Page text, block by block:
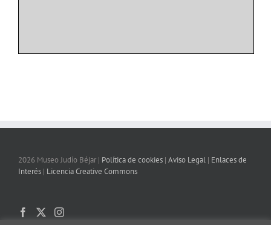
2026 Museo Judío Béjar | Política de cookies | Aviso Legal | Enlaces de
Interés | Licencia Creative Commons